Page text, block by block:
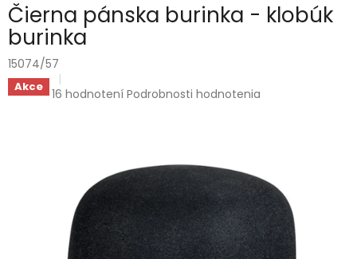
Čierna pánska burinka - klobúk
burinka
15074/57
Akce Priemerné
hviezdičiek.
16 hodnotení Podrobnosti hodnotenia